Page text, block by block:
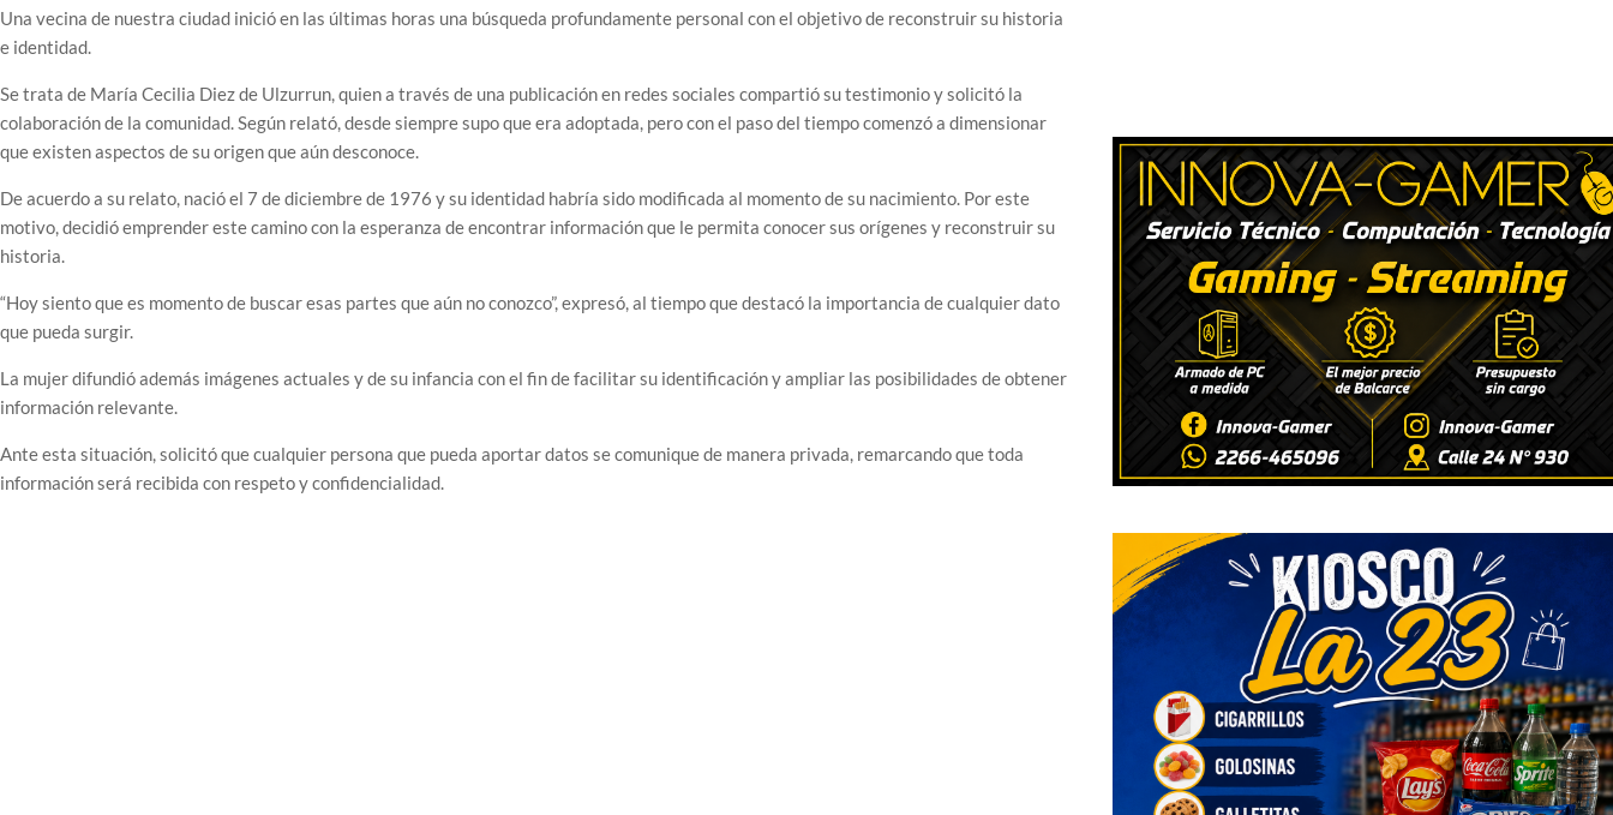
Una vecina de nuestra ciudad inició en las últimas horas una búsqueda profundamente personal con el objetivo de reconstruir su historia
e identidad.
Se trata de María Cecilia Diez de Ulzurrun, quien a través de una publicación en redes sociales compartió su testimonio y solicitó la
colaboración de la comunidad. Según relató, desde siempre supo que era adoptada, pero con el paso del tiempo comenzó a dimensionar
que existen aspectos de su origen que aún desconoce.
De acuerdo a su relato, nació el 7 de diciembre de 1976 y su identidad habría sido modificada al momento de su nacimiento. Por este
motivo, decidió emprender este camino con la esperanza de encontrar información que le permita conocer sus orígenes y reconstruir su
historia.
“Hoy siento que es momento de buscar esas partes que aún no conozco”, expresó, al tiempo que destacó la importancia de cualquier dato
que pueda surgir.
La mujer difundió además imágenes actuales y de su infancia con el fin de facilitar su identificación y ampliar las posibilidades de obtener
información relevante.
Ante esta situación, solicitó que cualquier persona que pueda aportar datos se comunique de manera privada, remarcando que toda
información será recibida con respeto y confidencialidad.